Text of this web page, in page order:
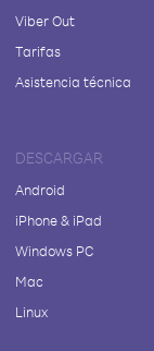
Viber Out
Tarifas
Asistencia técnica
DESCARGAR
Android
iPhone & iPad
Windows PC
Mac
Linux